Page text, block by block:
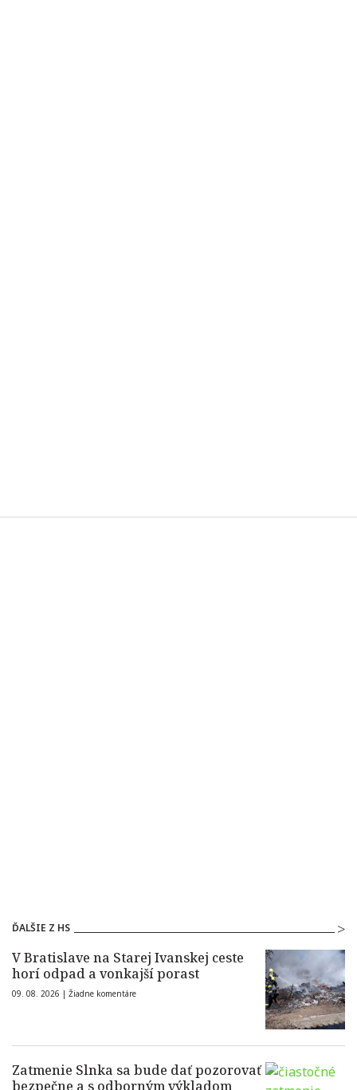
ĎALŠIE Z HS
V Bratislave na Starej Ivanskej ceste
horí odpad a vonkajší porast
09. 08. 2026 | Žiadne komentáre
Zatmenie Slnka sa bude dať pozorovať
bezpečne a s odborným výkladom